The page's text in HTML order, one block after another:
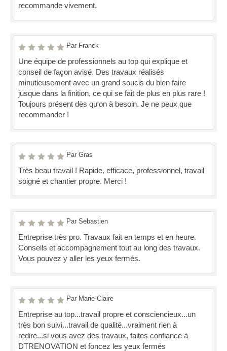
recommande vivement.
Par Franck
Une équipe de professionnels au top qui explique et
conseil de façon avisé. Des travaux réalisés
minutieusement avec un grand soucis du bien faire
jusque dans la finition, ce qui se fait de plus en plus rare !
Toujours présent dès qu'on à besoin. Je ne peux que
recommander !
Par Gras
Très beau travail ! Rapide, efficace, professionnel, travail
soigné et chantier propre. Merci !
Par Sebastien
Entreprise très pro. Travaux fait en temps et en heure.
Conseils et accompagnement tout au long des travaux.
Vous pouvez y aller les yeux fermés.
Par Marie-Claire
Entreprise au top...travail propre et consciencieux...un
très bon suivi...travail de qualité...vraiment rien à
redire...si vous avez des travaux, faites confiance à
DTRENOVATION et foncez les yeux fermés